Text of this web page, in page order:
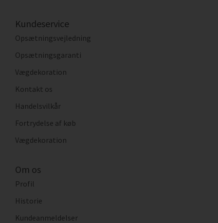
Kundeservice
Opsætningsvejledning
Opsætningsgaranti
Vægdekoration
Kontakt os
Handelsvilkår
Fortrydelse af køb
Vægdekoration
Om os
Profil
Historie
Kundeanmeldelser